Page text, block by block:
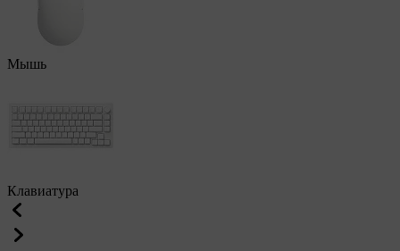
Мышь
Клавиатура